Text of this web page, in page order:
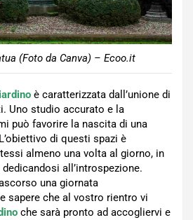
(Foto da Canva) – Ecoo.it
è caratterizzata dall’unione di
Uno studio accurato e la
può favorire la nascita di una
di questi spazi è
almeno una volta al giorno, in
all’introspezione.
una giornata
sapere che al vostro rientro vi
che sarà pronto ad accogliervi e